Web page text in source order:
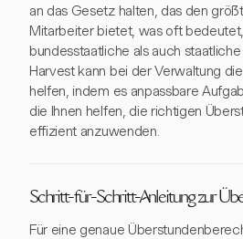
an das Gesetz halten, das den
Mitarbeiter bietet, was oft
bundesstaatliche als auch
Harvest kann bei der Verwaltung
helfen, indem es anpassbare
die Ihnen helfen, die richtigen
effizient anzuwenden.
Schritt-für-Schritt-Anleitung zur
Für eine genaue